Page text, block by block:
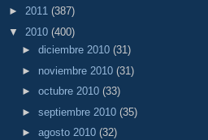
► 2011 (387)
▼ 2010 (400)
► diciembre 2010 (31)
► noviembre 2010 (31)
► octubre 2010 (33)
► septiembre 2010 (35)
► agosto 2010 (32)